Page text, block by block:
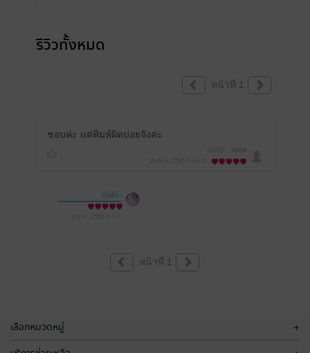
รีวิวทั้งหมด
หน้าที่ 1
ชอบค่ะ แต่พิมพ์ผิดบ่อยจังค่ะ
meo
มีแล้ว -
LOVEBOOKCLUB
หน้าที่ 1
เลือกหมวดหมู่ +